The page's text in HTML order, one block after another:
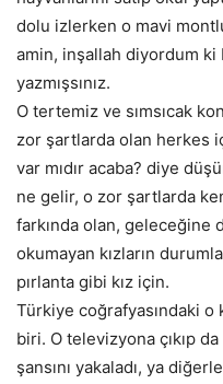
dolu izlerken o mavi
amin, inşallah diyordum ki
yazmışsınız.
O tertemiz ve sımsıcak
zor şartlarda olan herkes
var mıdır acaba? diye
ne gelir, o zor şartlarda
farkında olan, geleceğine
okumayan kızların
pırlanta gibi kız için.
Türkiye coğrafyasındaki o
biri. O televizyona çıkıp
şansını yakaladı, ya